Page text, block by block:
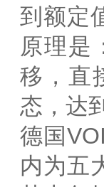
到额定
原理是
移，直
态，达
德国
内为五